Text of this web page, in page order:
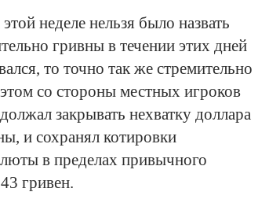
неделе нельзя было назвать
гривны в течении этих дней
то точно так же стремительно
со стороны местных игроков
закрывать нехватку доллара
и сохранял котировки
в пределах привычного
гривен.